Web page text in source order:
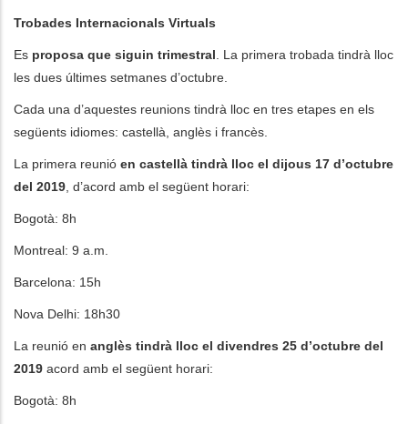
Trobades Internacionals Virtuals
Es proposa que siguin trimestral . La primera trobada tindrà lloc
les dues últimes setmanes d’octubre.
Cada una d’aquestes reunions tindrà lloc en tres etapes en els
següents idiomes: castellà, anglès i francès.
La primera reunió en castellà tindrà lloc el dijous 17 d’octubre
del 2019 , d’acord amb el següent horari:
Bogotà: 8h
Montreal: 9 a.m.
Barcelona: 15h
Nova Delhi: 18h30
La reunió en anglès tindrà lloc el divendres 25 d’octubre del
2019 acord amb el següent horari:
Bogotà: 8h